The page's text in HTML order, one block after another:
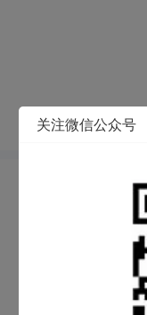
关注微信公众号